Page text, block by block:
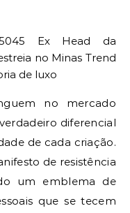
no mercado
diferencial
de cada criação.
de resistência
um emblema de
que se tecem